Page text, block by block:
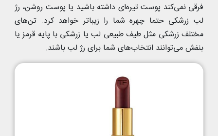
فرقی نمی‌کند پوست تیره‌ای داشته باشید یا پوست روشن، رژ
لب زرشکی حتما چهره شما را زیباتر خواهد کرد. تن‌های
مختلف زرشکی مثل طیف طبیعی لب یا زرشکی با پایه قرمز یا
بنفش می‌توانند انتخاب‌های شما برای رژ لب باشند.